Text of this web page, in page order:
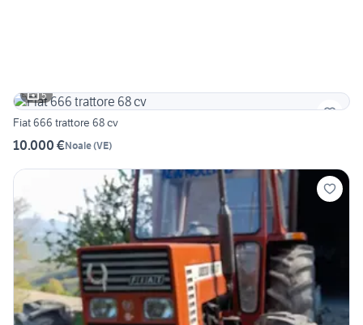
5
Fiat 666 trattore 68 cv
10.000 €Noale(VE)